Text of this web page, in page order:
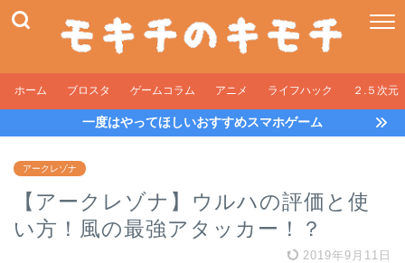
ホーム ブロスタ ゲームコラム アニメ ライフハック ２.５次元
一度はやってほしいおすすめスマホゲーム
アークレゾナ
【アークレゾナ】ウルハの評価と使
い方！風の最強アタッカー！？
2019年9月11日